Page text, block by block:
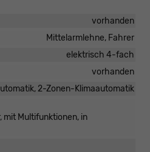
vorhanden
Mittelarmlehne, Fahrer
elektrisch 4-fach
vorhanden
2-Zonen-Klimaautomatik
mit Multifunktionen, in